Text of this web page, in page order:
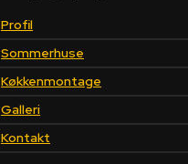
Profil
Sommerhuse
Køkkenmontage
Galleri
Kontakt